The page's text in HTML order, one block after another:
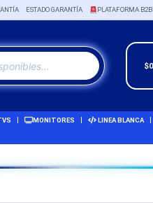
ESTADO GARANTÍA PLATAFORMA B2B
$
MONITORES LINEA BLANCA